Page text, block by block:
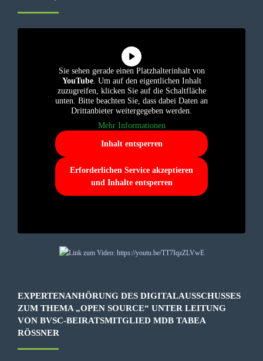
Sie sehen gerade einen Platzhalterinhalt von
YouTube. Um auf den eigentlichen Inhalt
zuzugreifen, klicken Sie auf die Schaltfläche
unten. Bitte beachten Sie, dass dabei Daten an
Drittanbieter weitergegeben werden.
Mehr Informationen
Inhalt entsperren
Erforderlichen Service akzeptieren
und Inhalte entsperren
EXPERTENANHÖRUNG DES DIGITALAUSSCHUSSES
ZUM THEMA „OPEN SOURCE“ UNTER LEITUNG
VON BVSC-BEIRATSMITGLIED MDB TABEA
RÖSSNER